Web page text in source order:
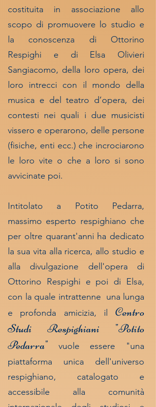
costituita in associazione allo
scopo di promuovere lo studio e
la conoscenza di Ottorino
Respighi e di Elsa Olivieri
Sangiacomo, della loro opera, dei
loro intrecci con il mondo della
musica e del teatro d’opera, dei
contesti nei quali i due musicisti
vissero e operarono, delle persone
(fisiche, enti ecc.) che incrociarono
le loro vite o che a loro si sono
avvicinate poi.
Intitolato a Potito Pedarra,
massimo esperto respighiano che
per oltre quarant'anni ha dedicato
la sua vita alla ricerca, allo studio e
alla divulgazione dell'opera di
Ottorino Respighi e poi di Elsa,
con la quale intrattenne una lunga
e profonda amicizia, il Centro
Studi Respighiani "Potito
Pedarra"
vuole essere "una
piattaforma unica dell'universo
respighiano, catalogato e
accessibile alla comunità